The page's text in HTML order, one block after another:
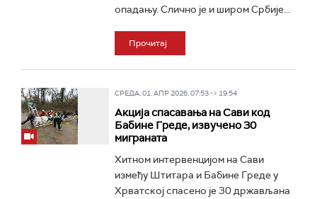
опадању. Слично је и широм Србије...
Прочитај
СРЕДА, 01. АПР 2026, 07:53 -> 19:54
Aкција спасавања на Сави код
Бабине Греде, извучено 30
миграната
Хитном интервенцијом на Сави
између Штитара и Бабине Греде у
Хрватској спасено је 30 држављана